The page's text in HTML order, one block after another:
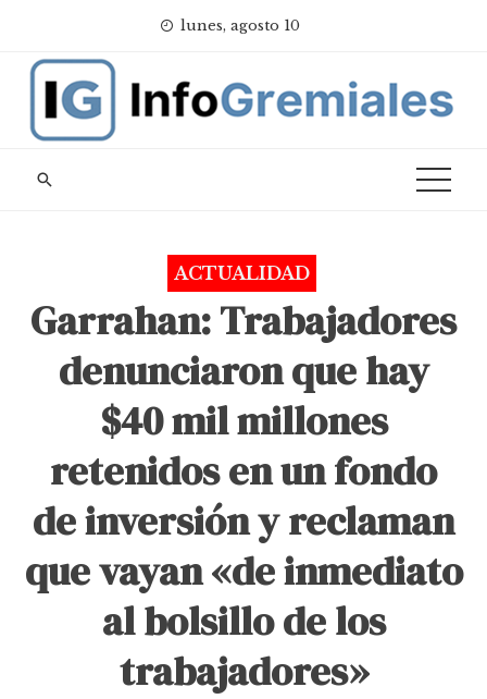
content
lunes, agosto 10
ACTUALIDAD
Garrahan: Trabajadores
denunciaron que hay
$40 mil millones
retenidos en un fondo
de inversión y reclaman
que vayan «de inmediato
al bolsillo de los
trabajadores»